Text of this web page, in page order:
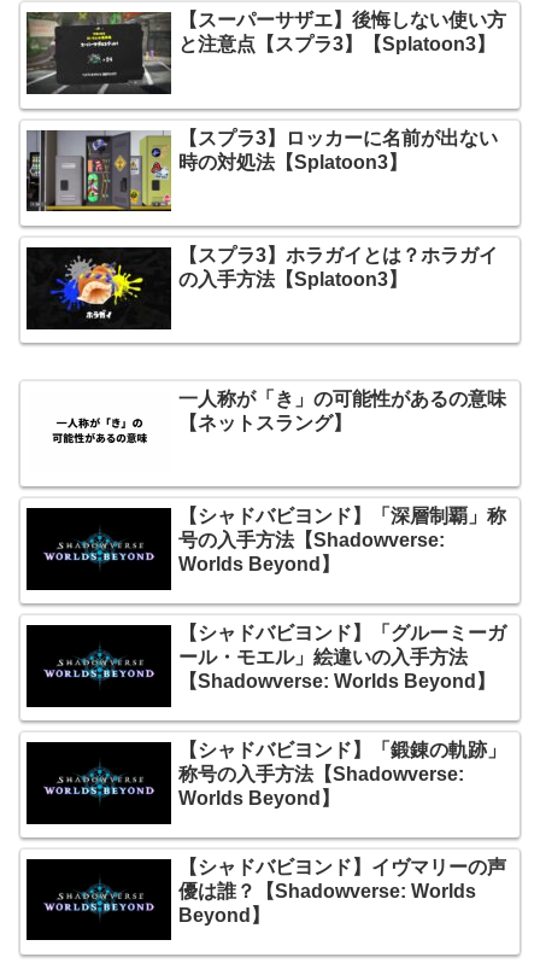
【スーパーサザエ】後悔しない使い方
と注意点【スプラ3】【Splatoon3】
【スプラ3】ロッカーに名前が出ない
時の対処法【Splatoon3】
【スプラ3】ホラガイとは？ホラガイ
の入手方法【Splatoon3】
一人称が「き」の可能性があるの意味
【ネットスラング】
【シャドバビヨンド】「深層制覇」称
号の入手方法【Shadowverse:
Worlds Beyond】
【シャドバビヨンド】「グルーミーガ
ール・モエル」絵違いの入手方法
【Shadowverse: Worlds Beyond】
【シャドバビヨンド】「鍛錬の軌跡」
称号の入手方法【Shadowverse:
Worlds Beyond】
【シャドバビヨンド】イヴマリーの声
優は誰？【Shadowverse: Worlds
Beyond】